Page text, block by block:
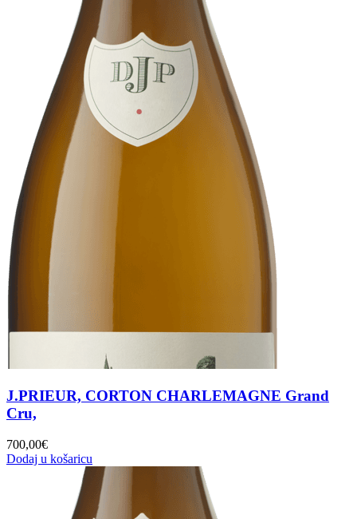
J.PRIEUR, CORTON CHARLEMAGNE Grand
Cru,
700,00€
Dodaj u košaricu